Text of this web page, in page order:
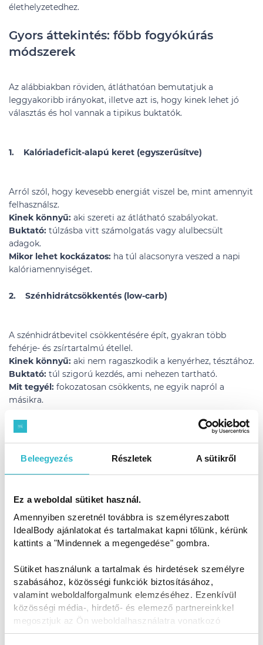
Beleegyezés Részletek A sütikről
Ez a weboldal sütiket használ.
Amennyiben szeretnél továbbra is személyreszabott
IdealBody ajánlatokat és tartalmakat kapni tőlünk, kérünk
kattints a "Mindennek a megengedése" gombra.
Sütiket használunk a tartalmak és hirdetések személyre
szabásához, közösségi funkciók biztosításához,
valamint weboldalforgalmunk elemzéséhez. Ezenkívül
közösségi média-, hirdető- és elemező partnereinkkel
megosztjuk az Ön weboldalhasználatra vonatkozó
adatait, akik kombinálhatják az adatokat más olyan
élethelyzetedhez.
Gyors áttekintés: főbb fogyókúrás
módszerek
Az alábbiakban röviden, átláthatóan bemutatjuk a
leggyakoribb irányokat, illetve azt is, hogy kinek lehet jó
választás és hol vannak a tipikus buktatók.
1. Kalóriadeficit-alapú keret (egyszerűsítve)
Arról szól, hogy kevesebb energiát viszel be, mint amennyit
felhasználsz.
Kinek könnyű: aki szereti az átlátható szabályokat.
Buktató: túlzásba vitt számolgatás vagy alulbecsült
adagok.
Mikor lehet kockázatos: ha túl alacsonyra veszed a napi
kalóriamennyiséget.
2. Szénhidrátcsökkentés (low-carb)
A szénhidrátbevitel csökkentésére épít, gyakran több
fehérje- és zsírtartalmú étellel.
Kinek könnyű: aki nem ragaszkodik a kenyérhez, tésztához.
Buktató: túl szigorú kezdés, ami nehezen tartható.
Mit tegyél: fokozatosan csökkents, ne egyik napról a
másikra.
3. Fehérjeprioritásos étrend
A hangsúly a megfelelő fehérjebevitelen van, ami segíthet a
jóllakottságban.
túró, stb.)
Buktató:ha mellette kevés rostot viszel be
Mit tegyél: minden étkezéshez adj zöldséget is.
Meghatározott időablakban eszel (pl. 8 órán belül).
Kinek működhet:akit nem zavar, hogy csak a nap
bizonyos szakában ehet.
Buktató:túlevés az étkezési ablakban.